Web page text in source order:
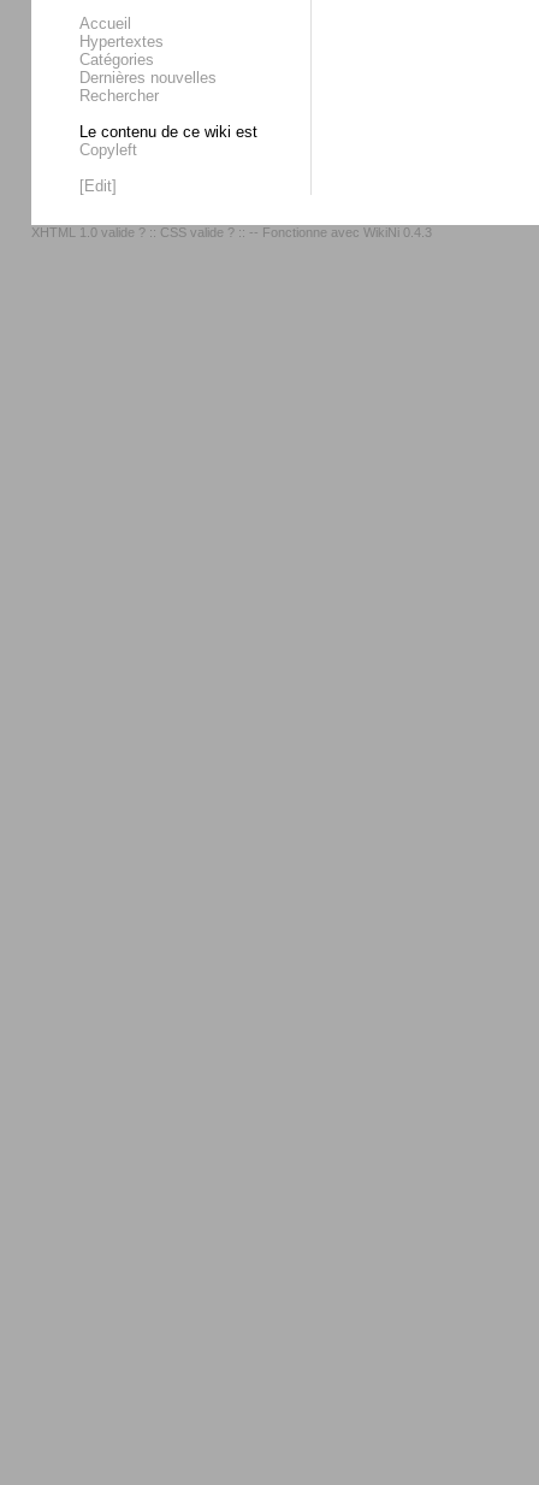
Accueil
Hypertextes
Catégories
Dernières nouvelles
Rechercher
Le contenu de ce wiki est
Copyleft
[Edit]
XHTML 1.0 valide ? :: CSS valide ? :: -- Fonctionne avec WikiNi 0.4.3